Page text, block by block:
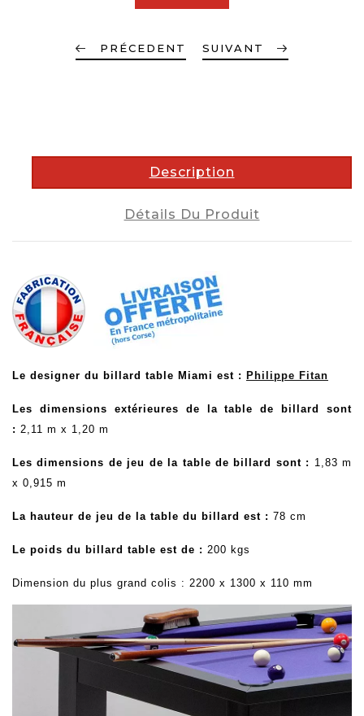
PRÉCEDENT SUIVANT
Description
Détails Du Produit
Le designer du billard table Miami est : Philippe Fitan
Les dimensions extérieures de la table de billard sont
: 2,11 m x 1,20 m
Les dimensions de jeu de la table de billard sont : 1,83 m
x 0,915 m
La hauteur de jeu de la table du billard est : 78 cm
Le poids du billard table est de : 200 kgs
Dimension du plus grand colis : 2200 x 1300 x 110 mm